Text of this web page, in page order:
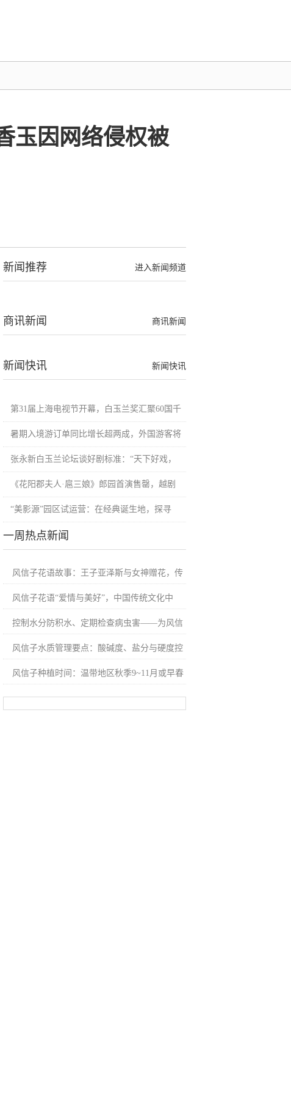
玉因网络侵权被
进入新闻频道
新闻推荐
商讯新闻
商讯新闻
新闻快讯
新闻快讯
第31届上海电视节开幕，白玉兰奖汇聚60国千
暑期入境游订单同比增长超两成，外国游客将
张永新白玉兰论坛谈好剧标准：“天下好戏，
《花阳郡夫人·扈三娘》郎园首演售罄，越剧
“美影源”园区试运营：在经典诞生地，探寻
一周热点新闻
风信子花语故事：王子亚泽斯与女神赠花，传
风信子花语“爱情与美好”，中国传统文化中
控制水分防积水、定期检查病虫害——为风信
风信子水质管理要点：酸碱度、盐分与硬度控
风信子种植时间：温带地区秋季9~11月或早春